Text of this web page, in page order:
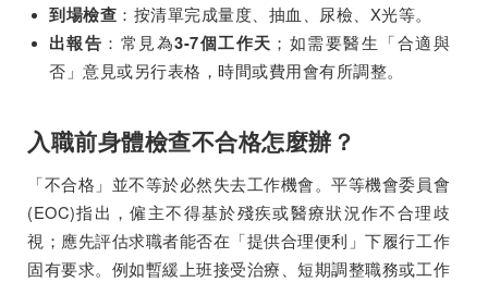
到場檢查 ：按清單完成量度、抽血、尿檢、X光等。
出報告 ：常見為3-7個工作天 ；如需要醫生「合適與
否」意見或另行表格，時間或費用會有所調整。
入職前身體檢查不合格怎麼辦？
「不合格」並不等於必然失去工作機會。平等機會委員會
(EOC)指出，僱主不得基於殘疾或醫療狀況作不合理歧
視；應先評估求職者能否在「提供合理便利」下履行工作
固有要求。例如暫緩上班接受治療、短期調整職務或工作